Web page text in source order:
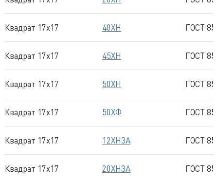
Квадрат 17x17 40ХН ГОСТ
Квадрат 17x17 45ХН ГОСТ
Квадрат 17x17 50ХН ГОСТ
Квадрат 17x17 50ХФ ГОСТ
Квадрат 17x17 12ХН3А ГОСТ
Квадрат 17x17 20ХН3А ГОСТ